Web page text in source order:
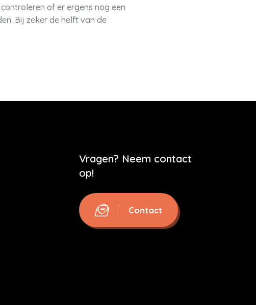
of er ergens nog een
Bij zeker de helft van de
Vragen? Neem contact
op!
Contact